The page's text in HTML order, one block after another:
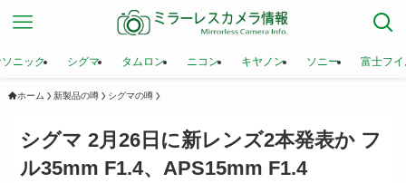
ニック シグマ タムロン ニコン キヤノン ソニー 富士フ
ホーム 新製品の噂 シグマの噂
シグマ 2月26日に新レンズ2本発表か フ
ル35mm F1.4、APS15mm F1.4